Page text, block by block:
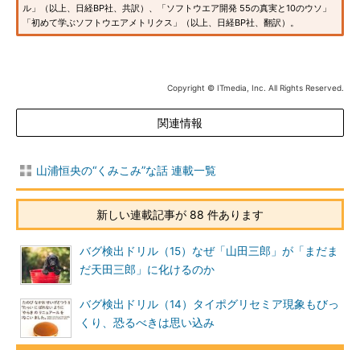
ル」（以上、日経BP社、共訳）、「ソフトウエア開発 55の真実と10のウソ」
「初めて学ぶソフトウエアメトリクス」（以上、日経BP社、翻訳）。
Copyright © ITmedia, Inc. All Rights Reserved.
関連情報
山浦恒央の“くみこみ”な話 連載一覧
新しい連載記事が 88 件あります
バグ検出ドリル（15）なぜ「山田三郎」が「まだま
だ天田三郎」に化けるのか
バグ検出ドリル（14）タイポグリセミア現象もびっ
くり、恐るべきは思い込み